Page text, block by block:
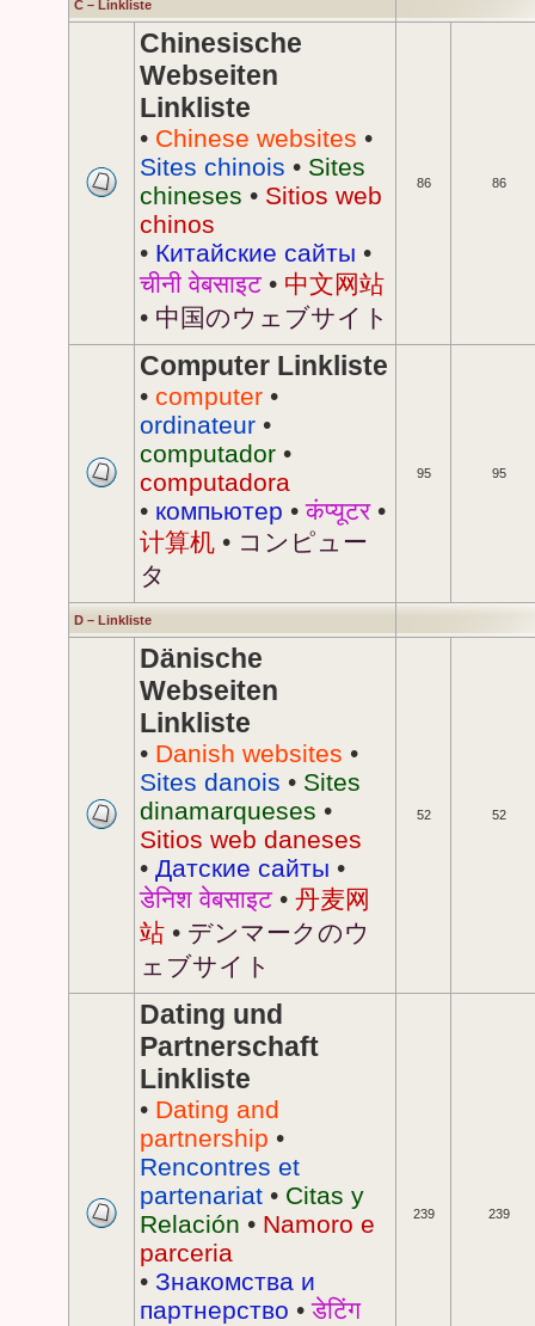
C – Linkliste
Chinesische
Webseiten
Linkliste
• Chinese websites •
Sites chinois • Sites
chineses • Sitios web
chinos
• Китайские сайты •
चीनी वेबसाइट• 中文网站
• 中国のウェブサイト
86 86
Computer Linkliste
• computer •
ordinateur •
computador •
computadora
• компьютер •कंप्यूटर•
计算机 • コンピュー
タ
95 95
D – Linkliste
Dänische
Webseiten
Linkliste
• Danish websites •
Sites danois • Sites
dinamarqueses •
Sitios web daneses
• Датские сайты •
डेनिश वेबसाइट• 丹麦网
站 • デンマークのウ
ェブサイト
52 52
Dating und
Partnerschaft
Linkliste
• Dating and
partnership •
Rencontres et
partenariat • Citas y
Relación • Namoro e
parceria
• Знакомства и
партнерство •डेटिंग
239 239